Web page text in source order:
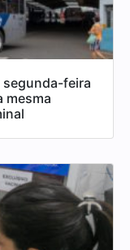
segunda-feira
mesma